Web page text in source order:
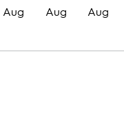
Aug Aug Aug